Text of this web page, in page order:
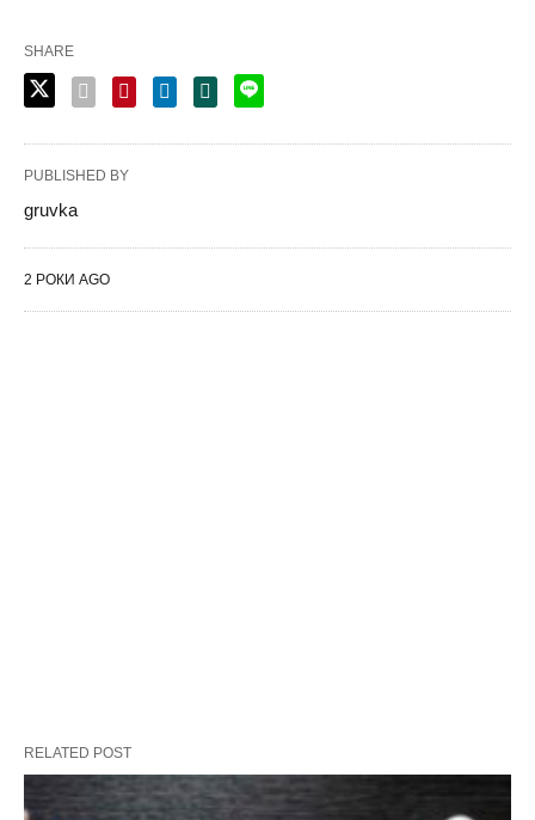
SHARE
PUBLISHED BY
gruvka
2 РОКИ AGO
RELATED POST